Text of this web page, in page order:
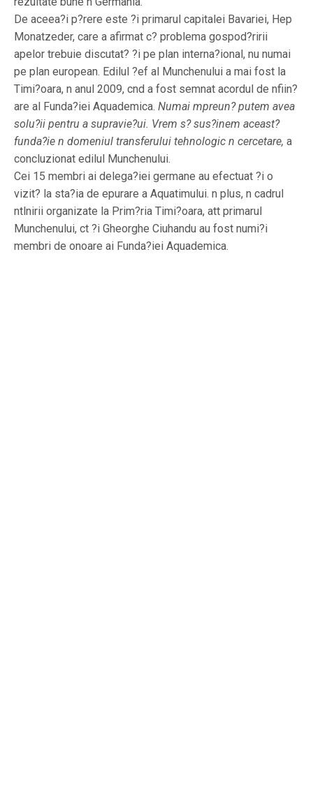
De aceea?i p?rere este ?i primarul capitalei Bavariei, Hep
Monatzeder, care a afirmat c? problema gospod?ririi
apelor trebuie discutat? ?i pe plan interna?ional, nu numai
pe plan european. Edilul ?ef al Munchenului a mai fost la
Timi?oara, n anul 2009, cnd a fost semnat acordul de nfiin?
are al Funda?iei Aquademica. Numai mpreun? putem avea
solu?ii pentru a supravie?ui. Vrem s? sus?inem aceast?
funda?ie n domeniul transferului tehnologic n cercetare, a
concluzionat edilul Munchenului.
Cei 15 membri ai delega?iei germane au efectuat ?i o
vizit? la sta?ia de epurare a Aquatimului. n plus, n cadrul
ntlnirii organizate la Prim?ria Timi?oara, att primarul
Munchenului, ct ?i Gheorghe Ciuhandu au fost numi?i
membri de onoare ai Funda?iei Aquademica.